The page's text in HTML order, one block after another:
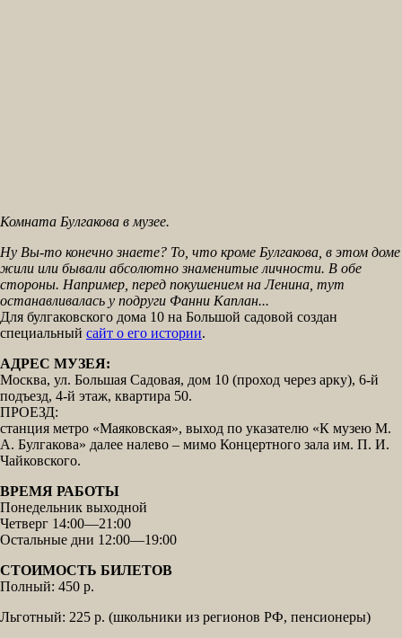
Комната Булгакова в музее.
Ну Вы-то конечно знаете? То, что кроме Булгакова, в этом доме
жили или бывали абсолютно знаменитые личности. В обе
стороны. Например, перед покушением на Ленина, тут
останавливалась у подруги Фанни Каплан...
Для булгаковского дома 10 на Большой садовой создан
специальный сайт о его истории.
АДРЕС МУЗЕЯ:
Москва, ул. Большая Садовая, дом 10 (проход через арку), 6-й
подъезд, 4-й этаж, квартира 50.
ПРОЕЗД:
станция метро «Маяковская», выход по указателю «К музею М.
А. Булгакова» далее налево – мимо Концертного зала им. П. И.
Чайковского.
ВРЕМЯ РАБОТЫ
Понедельник выходной
Четверг 14:00—21:00
Остальные дни 12:00—19:00
СТОИМОСТЬ БИЛЕТОВ
Полный: 450 р.
Льготный: 225 р. (школьники из регионов РФ, пенсионеры)